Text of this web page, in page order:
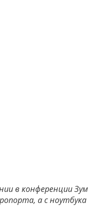
в конференции Зум
а с ноутбука